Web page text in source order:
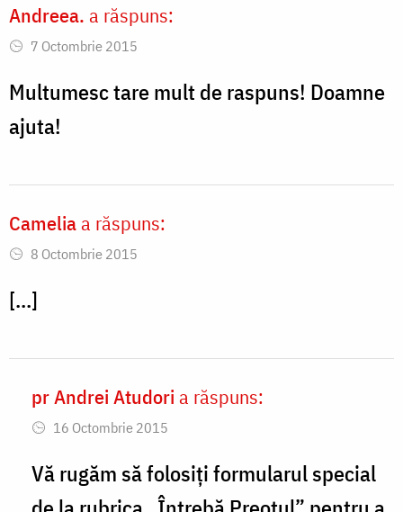
Andreea. a răspuns:
7 Octombrie 2015
Multumesc tare mult de raspuns! Doamne
ajuta!
Camelia a răspuns:
8 Octombrie 2015
[...]
In
reply
to
Buna
pr Andrei Atudori a răspuns:
16 Octombrie 2015
Vă rugăm să folosiți formularul special